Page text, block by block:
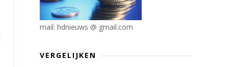
mail: hdnieuws @ gmail.com
VERGELIJKEN